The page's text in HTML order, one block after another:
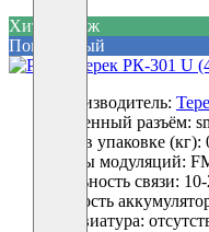
Хит продаж
Популярный
Производитель:
Антенный разъём:
Вес в упаковке (кг):
Виды модуляций:
Дальность связи:
Ёмкость
Клавиатура: